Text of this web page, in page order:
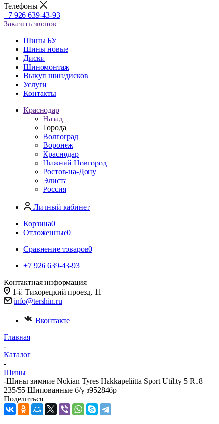
Телефоны
+7 926 639-43-93
Заказать звонок
Шины БУ
Шины новые
Диски
Шиномонтаж
Выкуп шин/дисков
Услуги
Контакты
Краснодар
Назад
Города
Волгоград
Воронеж
Краснодар
Нижний Новгород
Ростов-на-Дону
Элиста
Россия
Личный кабинет
Корзина0
Отложенные0
Сравнение товаров0
+7 926 639-43-93
Контактная информация
1-й Тихорецкий проезд, 11
info@tershin.ru
Вконтакте
Главная
-
Каталог
-
Шины
-Шины зимние Nokian Tyres Hakkapeliitta Sport Utility 5 R18
235/55 Шипованные б/у з95284бр
Поделиться